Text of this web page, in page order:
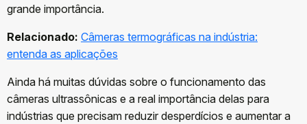
grande importância.
Relacionado: Câmeras termográficas na indústria:
entenda as aplicações
Ainda há muitas dúvidas sobre o funcionamento das
câmeras ultrassônicas e a real importância delas para
indústrias que precisam reduzir desperdícios e aumentar a